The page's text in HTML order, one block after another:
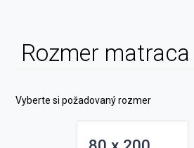
Rozmer matraca
Vyberte si požadovaný rozmer